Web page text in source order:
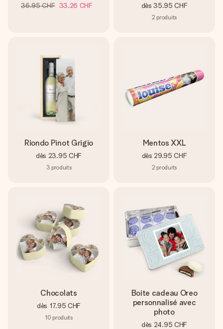
36.95 CHF 33.26 CHF dès 35.95 CHF
2 produits
Riondo Pinot Grigio
dès 23.95 CHF
3 produits
Mentos XXL
dès 29.95 CHF
2 produits
Chocolats
dès 17.95 CHF
10 produits
Boite cadeau Oreo
personnalisé avec
photo
dès 24.95 CHF